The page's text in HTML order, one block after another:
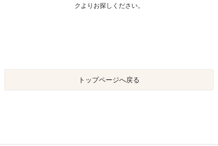
クよりお探しください。
トップページへ戻る